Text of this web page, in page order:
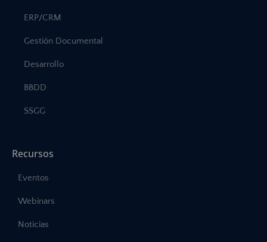
ERP/CRM
Gestión Documental
Desarrollo
BBDD
SSGG
Recursos
Eventos
Webinars
Noticias